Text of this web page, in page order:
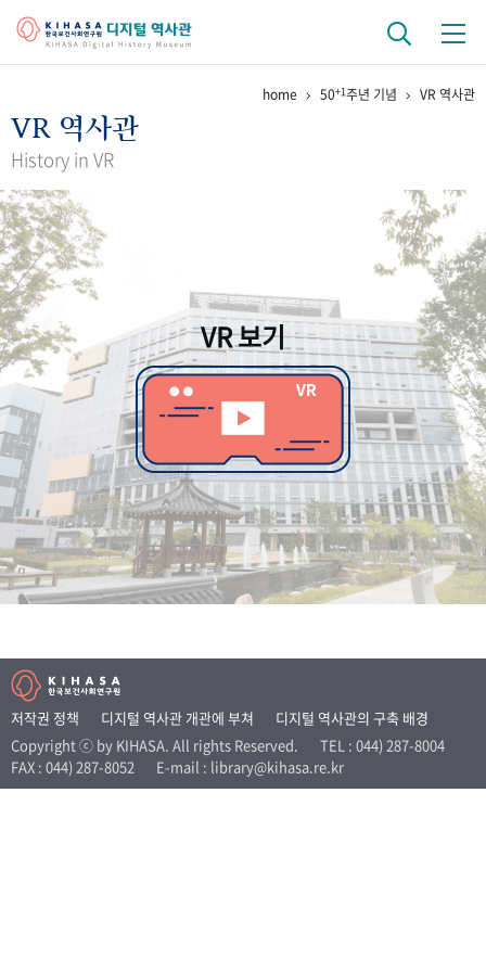
걸어온 길 기관 변천사
연구 역사
정책과 연구
간행물 변천사
기록물 아카이브
사진 아카이브 문서 기록물 행정박물 영상 기록물
50 주년 기념
성과 50선 숫자로 보는 50년 50 +1주년 광장
세계와 함께 한 KIHASA
VR 역사관
home 50+1주년 기념 VR 역사관
VR 역사관
History in VR
VR 보기
저작권 정책 디지털 역사관 개관에 부쳐
디지털 역사관의 구축 배경
Copyright ⓒ by KIHASA. All rights Reserved.
TEL : 044) 287-8004
FAX : 044) 287-8052
E-mail : library@kihasa.re.kr